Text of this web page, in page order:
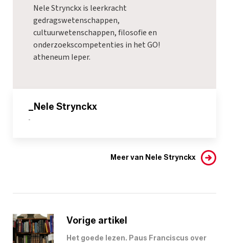
Nele Strynckx is leerkracht
gedragswetenschappen,
cultuurwetenschappen, filosofie en
onderzoekscompetenties in het GO!
atheneum Ieper.
_Nele Strynckx
-
Meer van Nele Strynckx
Vorige artikel
Het goede lezen. Paus Franciscus over